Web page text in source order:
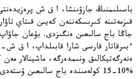
باسىلىمنىڭ جازۋىنشا، ا ق ش
جاڭا باج سالىعىن ەنگىزدى. بۇعان
ءبىرقاتار قارسى شارا قابىلداپ، ا ق
ەنەرگەتيكالىق ونىمدەرگە، ماشينالار مەن
%10-15 كولەمىندە باج سالىعىن ۇستەدى.